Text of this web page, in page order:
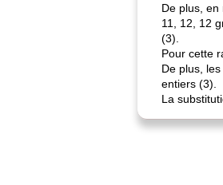
De plus,
11, 12, 12
(3).
Pour cette
De plus,
entiers (3).
La